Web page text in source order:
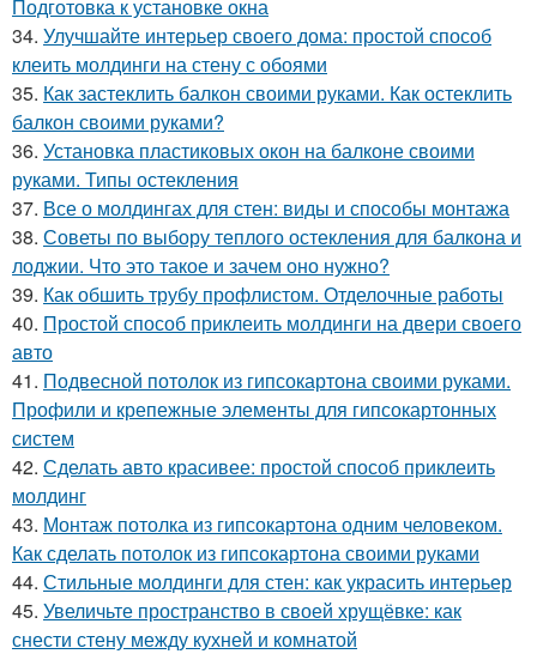
Подготовка к установке окна
34. Улучшайте интерьер своего дома: простой способ
клеить молдинги на стену с обоями
35. Как застеклить балкон своими руками. Как остеклить
балкон своими руками?
36. Установка пластиковых окон на балконе своими
руками. Типы остекления
37. Все о молдингах для стен: виды и способы монтажа
38. Советы по выбору теплого остекления для балкона и
лоджии. Что это такое и зачем оно нужно?
39. Как обшить трубу профлистом. Отделочные работы
40. Простой способ приклеить молдинги на двери своего
авто
41. Подвесной потолок из гипсокартона своими руками.
Профили и крепежные элементы для гипсокартонных
систем
42. Сделать авто красивее: простой способ приклеить
молдинг
43. Монтаж потолка из гипсокартона одним человеком.
Как сделать потолок из гипсокартона своими руками
44. Стильные молдинги для стен: как украсить интерьер
45. Увеличьте пространство в своей хрущёвке: как
снести стену между кухней и комнатой